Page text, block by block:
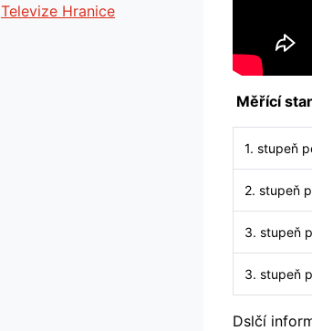
Měřící
1. stupeň
2. stupeň
3. stupeň
3. stupeň
Dslčí
Televize Hranice